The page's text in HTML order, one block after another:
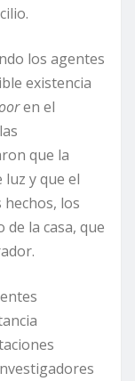
los agentes
existencia
en el
que la
y que el
los
la casa, que